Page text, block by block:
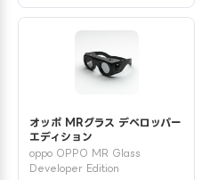
オッポ MRグラス デベロッパー
エディション
oppo OPPO MR Glass
Developer Edition